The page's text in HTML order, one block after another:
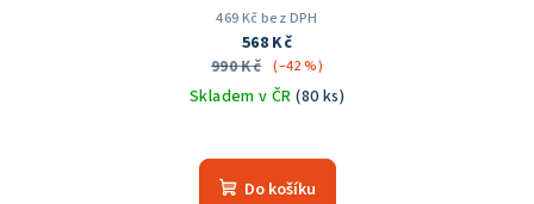
469 Kč bez DPH
568 Kč
990 Kč (–42 %)
Skladem v ČR(80 ks)
hodnocení
produktu
Do košíku